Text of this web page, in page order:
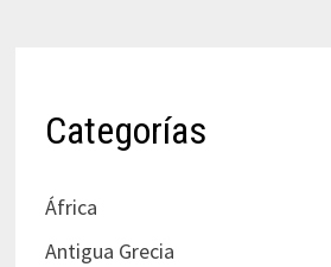
Categorías
África
Antigua Grecia